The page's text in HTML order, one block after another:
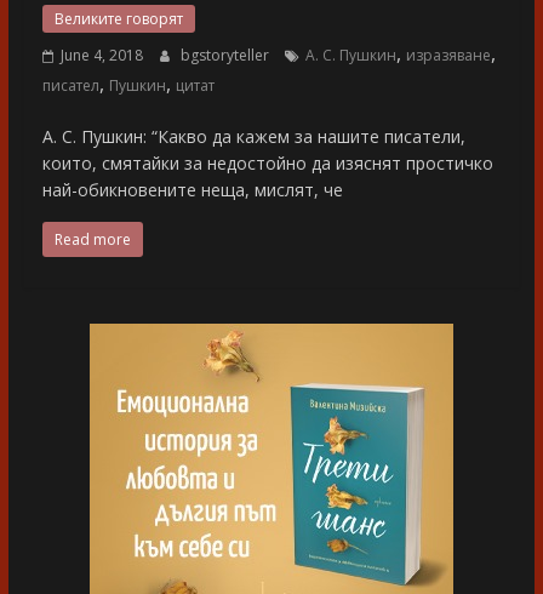
Великите говорят
June 4, 2018
bgstoryteller А. С. Пушкин, изразяване,
писател, Пушкин, цитат
А. С. Пушкин: “Какво да кажем за нашите писатели,
които, смятайки за недостойно да изяснят простичко
най-обикновените неща, мислят, че
Read more